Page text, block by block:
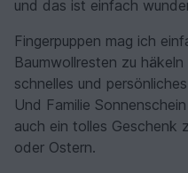
und das ist einfach
Fingerpuppen mag ich
Baumwollresten zu
schnelles und
Und Familie
auch ein tolles Geschenk
oder Ostern.